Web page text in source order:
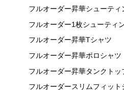
フルオーダー昇華シューティ
フルオーダー1枚シューティ
フルオーダー昇華Tシャツ
フルオーダー昇華ポロシャツ
フルオーダー昇華タンクトッ
フルオーダースリムフィット